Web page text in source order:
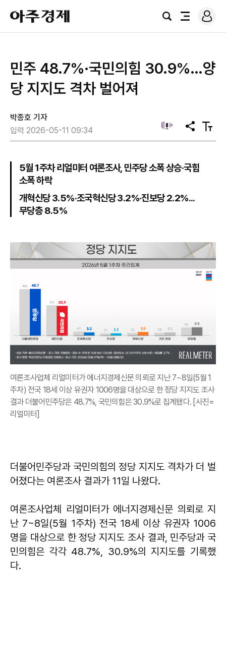
아
주
경
검
전
로
그
민주 48.7%·국민의힘 30.9%…양
당 지지도 격차 벌어져
박종호 기자
입력 2026-05-11 09:34
공
유
텍
스
5월 1주차 리얼미터 여론조사, 민주당 소폭 상승·국힘
소폭 하락
개혁신당 3.5%·조국혁신당 3.2%·진보당 2.2%...
무당층 8.5%
여론조사업체 리얼미터가 에너지경제신문 의뢰로 지난 7~8일(5월 1
주차) 전국 18세 이상 유권자 1006명을 대상으로 한 정당 지지도 조사
결과 더불어민주당은 48.7%, 국민의힘은 30.9%로 집계됐다. [사진=
리얼미터]
더불어민주당과 국민의힘의 정당 지지도 격차가 더 벌
어졌다는 여론조사 결과가 11일 나왔다.
여론조사업체 리얼미터가 에너지경제신문 의뢰로 지
난 7~8일(5월 1주차) 전국 18세 이상 유권자 1006
명을 대상으로 한 정당 지지도 조사 결과, 민주당과 국
민의힘은 각각 48.7%, 30.9%의 지지도를 기록했
다.